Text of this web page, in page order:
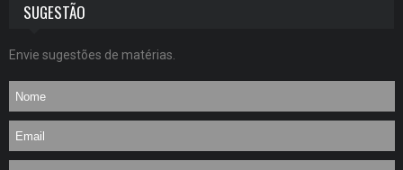
SUGESTÃO
Envie sugestões de matérias.